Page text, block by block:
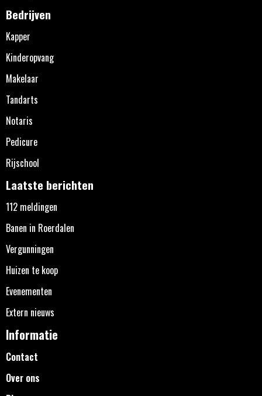
Bedrijven
Kapper
Kinderopvang
Makelaar
Tandarts
Notaris
Pedicure
Rijschool
Laatste berichten
112 meldingen
Banen in Roerdalen
Vergunningen
Huizen te koop
Evenementen
Extern nieuws
Informatie
Contact
Over ons